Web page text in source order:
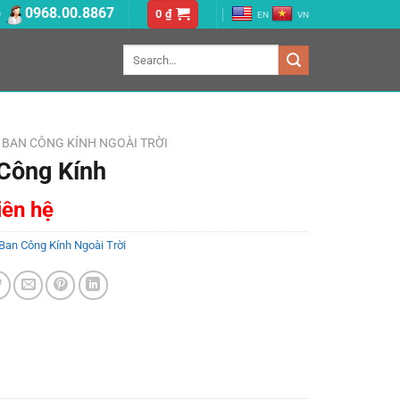
0968.00.8867 0₫ EN VN
BAN CÔNG KÍNH NGOÀI TRỜI
Kính
hệ
Công Kính Ngoài Trời